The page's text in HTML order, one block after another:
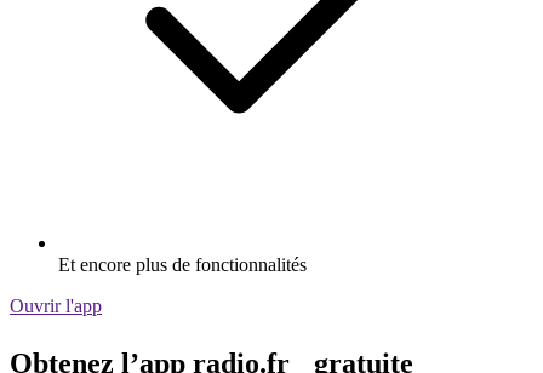
Et encore plus de fonctionnalités
Ouvrir l'app
Obtenez l’app radio.fr gratuite